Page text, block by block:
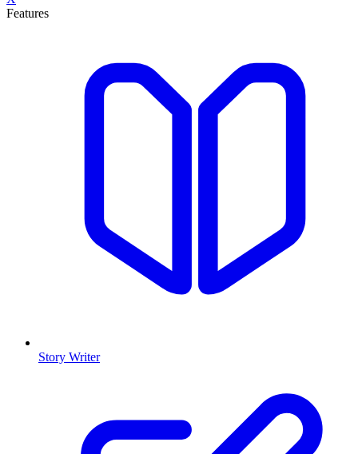
Features
Story Writer